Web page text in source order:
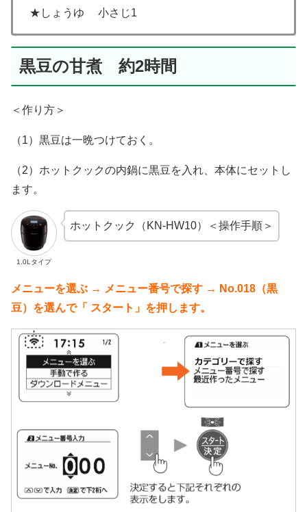
★しょうゆ 小さじ1
黒豆の甘煮 約2時間
＜作り方＞
（1）黒豆は一晩つけておく。
（2）ホットクックの内鍋に黒豆を入れ、本体にセットし
ます。
1.0Lタイプ
ホットクック（KN-HW10）＜操作手順＞
メニューを選ぶ → メニュー番号で探す → No.018（黒
豆）を選んで「 スタート」を押します。